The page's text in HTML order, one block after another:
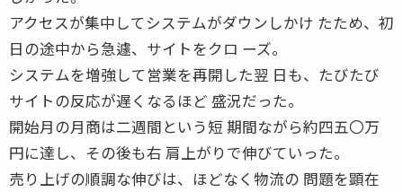
アクセスが集中してシステムがダウンしかけ たため、初
日の途中から急遽、サイトをクロ ーズ。
システムを増強して営業を再開した翌 日も、たびたび
サイトの反応が遅くなるほど 盛況だった。
開始月の月商は二週間という短 期間ながら約四五〇万
円に達し、その後も右 肩上がりで伸びていった。
売り上げの順調な伸びは、ほどなく物流の 問題を顕在